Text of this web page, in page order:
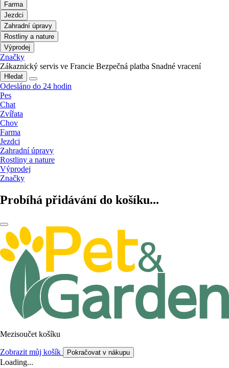
Farma
Jezdci
Zahradní úpravy
Rostliny a nature
Výprodej
Značky
Zákaznický servis ve Francie Bezpečná platba Snadné vracení
Hledat
Odesláno do 24 hodin
Pes
Chat
Zvířata
Chov
Farma
Jezdci
Zahradní úpravy
Rostliny a nature
Výprodej
Značky
Probíhá přidávání do košíku...
Mezisoučet košíku
Zobrazit můj košík Pokračovat v nákupu
Loading...